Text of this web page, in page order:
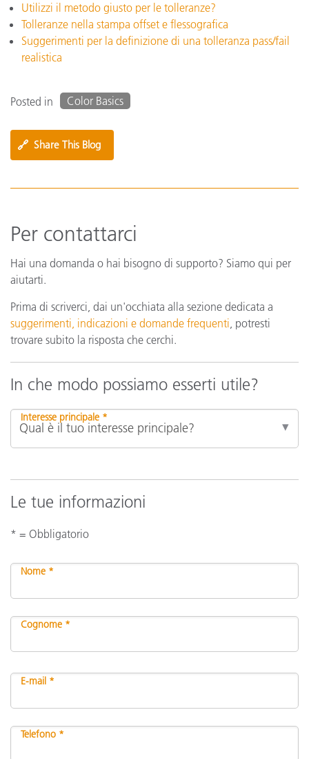
Utilizzi il metodo giusto per le tolleranze?
Tolleranze nella stampa offset e flessografica
Suggerimenti per la definizione di una tolleranza pass/fail
realistica
Posted in Color Basics
🔗 Share This Blog
Per contattarci
Hai una domanda o hai bisogno di supporto? Siamo qui per
aiutarti.
Prima di scriverci, dai un'occhiata alla sezione dedicata a
suggerimenti, indicazioni e domande frequenti, potresti
trovare subito la risposta che cerchi.
In che modo possiamo esserti utile?
Interesse principale *
Le tue informazioni
* = Obbligatorio
Nome *
Cognome *
E-mail *
Telefono *